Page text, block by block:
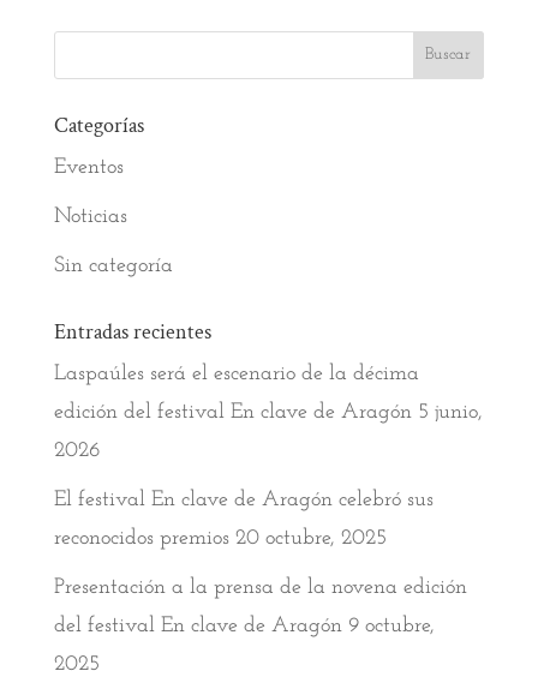
Categorías
Eventos
Noticias
Sin categoría
Entradas recientes
Laspaúles será el escenario de la décima
edición del festival En clave de Aragón 5 junio,
2026
El festival En clave de Aragón celebró sus
reconocidos premios 20 octubre, 2025
Presentación a la prensa de la novena edición
del festival En clave de Aragón 9 octubre,
2025